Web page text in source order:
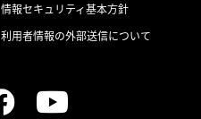
情報セキュリティ基本方針
利用者情報の外部送信について